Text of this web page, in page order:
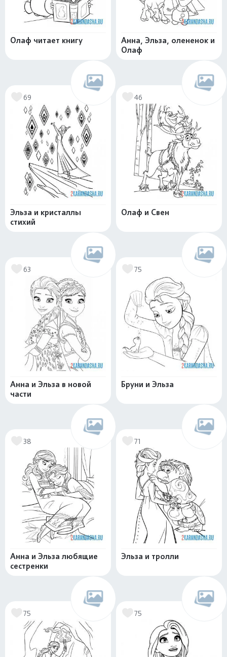
Олаф читает книгу
Анна, Эльза, олененок и
Олаф
69
Эльза и кристаллы
стихий
46
Олаф и Свен
63
Анна и Эльза в новой
части
75
Бруни и Эльза
38
Анна и Эльза любящие
сестренки
71
Эльза и тролли
75 75